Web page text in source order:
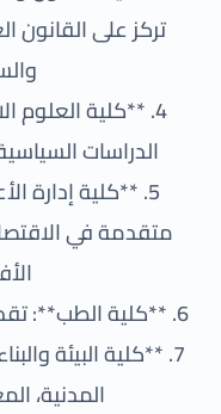
تركز على القانون
4. **كلية العلوم
الدراسات
5. **كلية إدارة
متقدمة في
6. **كلية الطب**: تقدم برامج في الطب وعلوم الصحة.
7. **كلية البيئة
المدنية،